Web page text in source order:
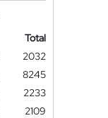
Total
2032
8245
2233
2109